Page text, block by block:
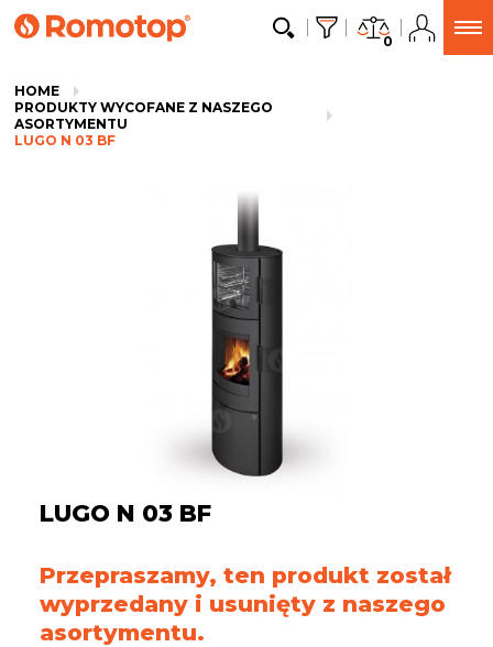
0
HOME
PRODUKTY WYCOFANE Z NASZEGO
ASORTYMENTU
LUGO N 03 BF
LUGO N 03 BF
Przepraszamy, ten produkt został
wyprzedany i usunięty z naszego
asortymentu.